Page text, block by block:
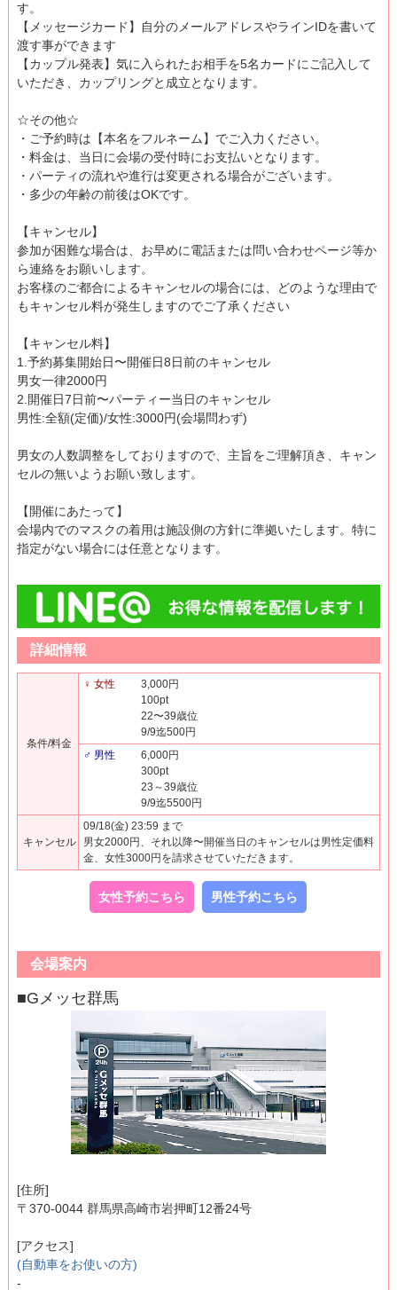
す。
【メッセージカード】自分のメールアドレスやラインIDを書いて
渡す事ができます
【カップル発表】気に入られたお相手を5名カードにご記入して
いただき、カップリングと成立となります。
☆その他☆
・ご予約時は【本名をフルネーム】でご入力ください。
・料金は、当日に会場の受付時にお支払いとなります。
・パーティの流れや進行は変更される場合がございます。
・多少の年齢の前後はOKです。
【キャンセル】
参加が困難な場合は、お早めに電話または問い合わせページ等か
ら連絡をお願いします。
お客様のご都合によるキャンセルの場合には、どのような理由で
もキャンセル料が発生しますのでご了承ください
【キャンセル料】
1.予約募集開始日〜開催日8日前のキャンセル
男女一律2000円
2.開催日7日前〜パーティー当日のキャンセル
男性:全額(定価)/女性:3000円(会場問わず)
男女の人数調整をしておりますので、主旨をご理解頂き、キャン
セルの無いようお願い致します。
【開催にあたって】
会場内でのマスクの着用は施設側の方針に準拠いたします。特に
指定がない場合には任意となります。
詳細情報
条件/料金
♀ 女性
3,000円
100pt
22〜39歳位
9/9迄500円
♂ 男性
6,000円
300pt
23～39歳位
9/9迄5500円
キャンセル
09/18(金) 23:59 まで
男女2000円、それ以降〜開催当日のキャンセルは男性定価料
金、女性3000円を請求させていただきます。
女性予約こちら 男性予約こちら
会場案内
■Gメッセ群馬
[住所]
〒370-0044 群馬県高崎市岩押町12番24号
[アクセス]
(自動車をお使いの方)
-